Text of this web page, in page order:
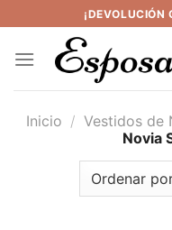
al
contenido
Inicio / Vestidos de
Novia